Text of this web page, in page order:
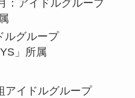
：アイドルグループ
ルグループ
」所属
アイドルグループ